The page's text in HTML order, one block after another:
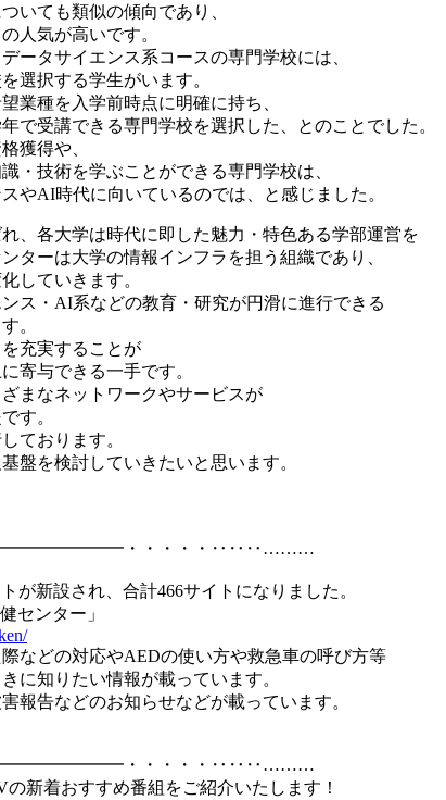
いても類似の傾向であり、
人気が高いです。
ータサイエンス系コースの専門学校には、
選択する学生がいます。
業種を入学前時点に明確に持ち、
で受講できる専門学校を選択した、とのことでした。
獲得や、
・技術を学ぶことができる専門学校は、
やAI時代に向いているのでは、と感じました。
、各大学は時代に即した魅力・特色ある学部運営を
ターは大学の情報インフラを担う組織であり、
していきます。
ス・AI系などの教育・研究が円滑に進行できる
。
充実することが
寄与できる一手です。
まなネットワークやサービスが
す。
ております。
盤を検討していきたいと思います。
・・・・・‥‥‥………
が新設され、合計466サイトになりました。
センター」
などの対応やAEDの使い方や救急車の呼び方等
に知りたい情報が載っています。
報告などのお知らせなどが載っています。
・・・・・‥‥‥………
新着おすすめ番組をご紹介いたします！